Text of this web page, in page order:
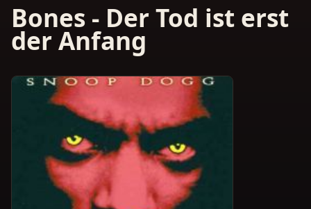
Bones - Der Tod ist erst
der Anfang